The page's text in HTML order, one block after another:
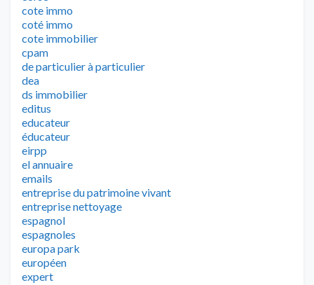
cote immo
coté immo
cote immobilier
cpam
de particulier à particulier
dea
ds immobilier
editus
educateur
éducateur
eirpp
el annuaire
emails
entreprise du patrimoine vivant
entreprise nettoyage
espagnol
espagnoles
europa park
européen
expert